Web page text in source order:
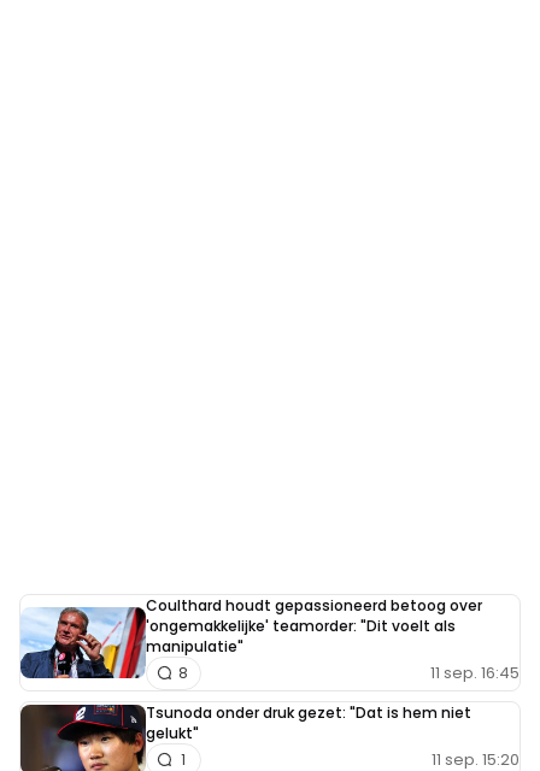
Coulthard houdt gepassioneerd betoog over
'ongemakkelijke' teamorder: "Dit voelt als
manipulatie"
11 sep. 16:45
8
Tsunoda onder druk gezet: "Dat is hem niet
gelukt"
11 sep. 15:20
1